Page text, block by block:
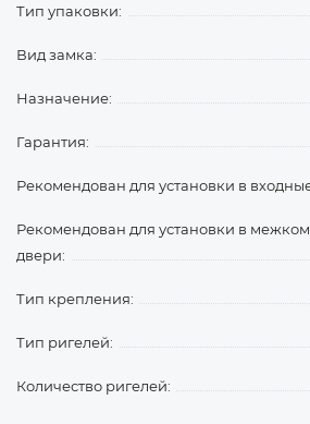
Тип упаковки:
Вид замка:
Назначение:
Гарантия:
Рекомендован для установки в
Рекомендован для установки в
двери:
Тип крепления:
Тип ригелей:
Количество ригелей: